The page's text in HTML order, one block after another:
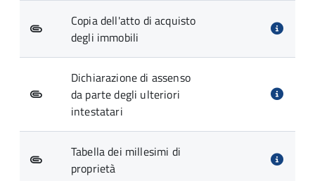
Copia dell'atto di acquisto
degli immobili
Dichiarazione di assenso
da parte degli ulteriori
intestatari
Tabella dei millesimi di
proprietà